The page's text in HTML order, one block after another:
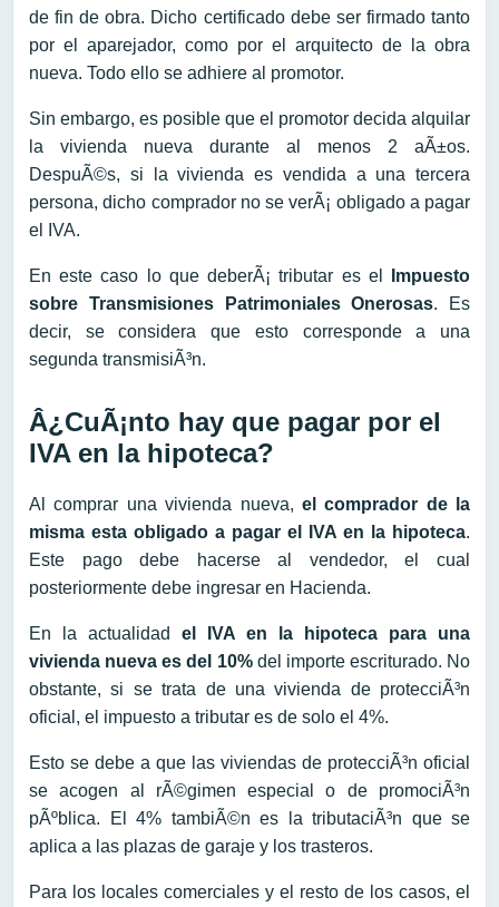
de fin de obra. Dicho certificado debe ser firmado tanto
por el aparejador, como por el arquitecto de la obra
nueva. Todo ello se adhiere al promotor.
Sin embargo, es posible que el promotor decida alquilar
la vivienda nueva durante al menos 2 aÃ±os.
DespuÃ©s, si la vivienda es vendida a una tercera
persona, dicho comprador no se verÃ¡ obligado a pagar
el IVA.
En este caso lo que deberÃ¡ tributar es el
Impuesto
sobre Transmisiones Patrimoniales Onerosas. Es
decir, se considera que esto corresponde a una
segunda transmisiÃ³n.
Â¿CuÃ¡nto hay que pagar por el
IVA en la hipoteca?
Al comprar una vivienda nueva, el comprador de la
misma esta obligado a pagar el IVA en la hipoteca.
Este pago debe hacerse al vendedor, el cual
posteriormente debe ingresar en Hacienda.
En la actualidad el IVA en la hipoteca para una
vivienda nueva es del 10%del importe escriturado. No
obstante, si se trata de una vivienda de protecciÃ³n
oficial, el impuesto a tributar es de solo el 4%.
Esto se debe a que las viviendas de protecciÃ³n oficial
se acogen al rÃ©gimen especial o de promociÃ³n
pÃºblica. El 4% tambiÃ©n es la tributaciÃ³n que se
aplica a las plazas de garaje y los trasteros.
Para los locales comerciales y el resto de los casos, el